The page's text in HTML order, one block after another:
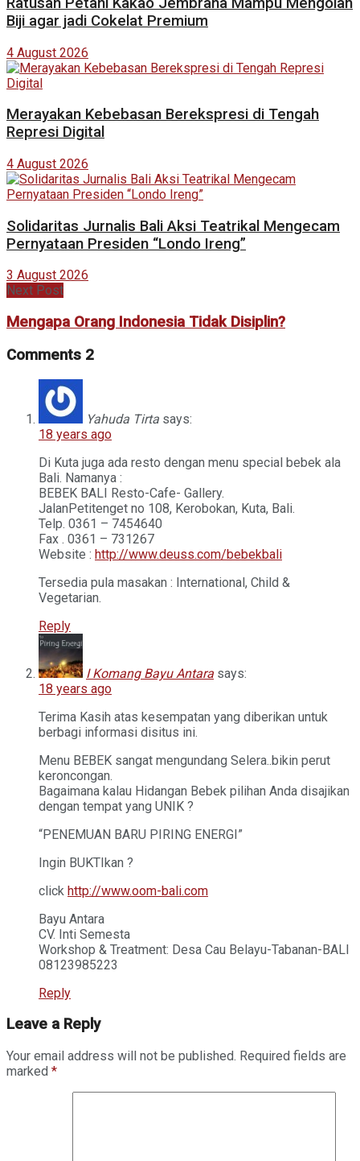
Biji agar jadi Cokelat Premium
4 August 2026
Merayakan Kebebasan Berekspresi di Tengah
Represi Digital
4 August 2026
Solidaritas Jurnalis Bali Aksi Teatrikal Mengecam
Pernyataan Presiden “Londo Ireng”
3 August 2026
Next Post
Mengapa Orang Indonesia Tidak Disiplin?
Comments 2
Yahuda Tirta says:
18 years ago
Di Kuta juga ada resto dengan menu special bebek ala
Bali. Namanya :
BEBEK BALI Resto-Cafe- Gallery.
JalanPetitenget no 108, Kerobokan, Kuta, Bali.
Telp. 0361 – 7454640
Fax . 0361 – 731267
Website : http://www.deuss.com/bebekbali
Tersedia pula masakan : International, Child &
Vegetarian.
Reply
I Komang Bayu Antara says:
18 years ago
Terima Kasih atas kesempatan yang diberikan untuk
berbagi informasi disitus ini.
Menu BEBEK sangat mengundang Selera..bikin perut
keroncongan.
Bagaimana kalau Hidangan Bebek pilihan Anda disajikan
dengan tempat yang UNIK ?
“PENEMUAN BARU PIRING ENERGI”
Ingin BUKTIkan ?
click http://www.oom-bali.com
Bayu Antara
CV. Inti Semesta
Workshop & Treatment: Desa Cau Belayu-Tabanan-BALI
08123985223
Reply
Leave a Reply
Your email address will not be published. Required fields are
marked *